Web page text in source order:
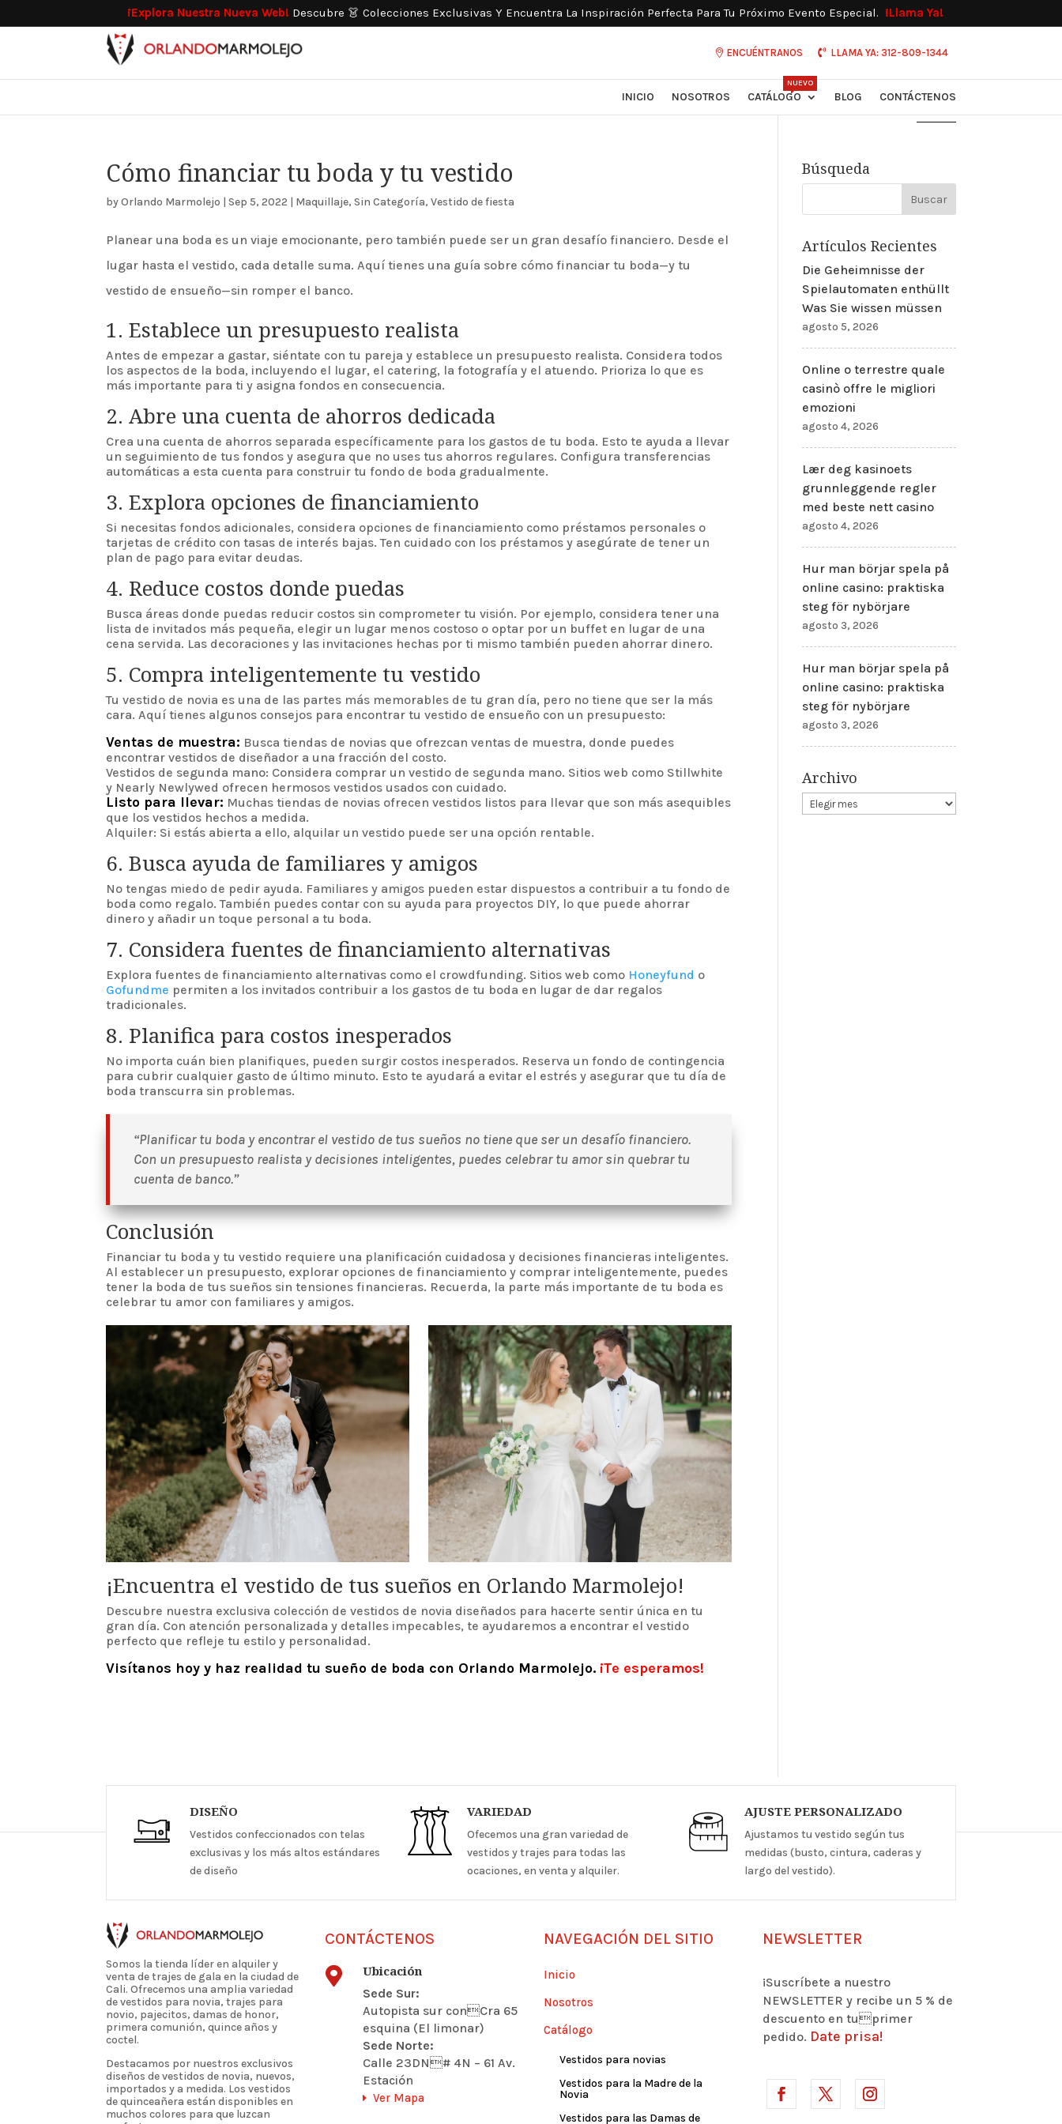
¡Explora Nuestra Nueva Web! Descubre 👗 Colecciones Exclusivas Y Encuentra La Inspiración Perfecta Para Tu Próximo Evento Especial. ¡Llama Ya!
ENCUÉNTRANOS LLAMA YA: 312-809-1344
INICIO NOSOTROS CATÁLOGO
NUEVO
BLOG CONTÁCTENOS
Cómo financiar tu boda y tu vestido
byOrlando Marmolejo |Sep 5, 2022 | Maquillaje,Sin Categoría,Vestido de fiesta
Planear una boda es un viaje emocionante, pero también puede ser un gran desafío financiero. Desde el
lugar hasta el vestido, cada detalle suma. Aquí tienes una guía sobre cómo financiar tu boda—y tu
vestido de ensueño—sin romper el banco.
1. Establece un presupuesto realista
Antes de empezar a gastar, siéntate con tu pareja y establece un presupuesto realista. Considera todos
los aspectos de la boda, incluyendo el lugar, el catering, la fotografía y el atuendo. Prioriza lo que es
más importante para ti y asigna fondos en consecuencia.
2. Abre una cuenta de ahorros dedicada
Crea una cuenta de ahorros separada específicamente para los gastos de tu boda. Esto te ayuda a llevar
un seguimiento de tus fondos y asegura que no uses tus ahorros regulares. Configura transferencias
automáticas a esta cuenta para construir tu fondo de boda gradualmente.
3. Explora opciones de financiamiento
Si necesitas fondos adicionales, considera opciones de financiamiento como préstamos personales o
tarjetas de crédito con tasas de interés bajas. Ten cuidado con los préstamos y asegúrate de tener un
plan de pago para evitar deudas.
4. Reduce costos donde puedas
Busca áreas donde puedas reducir costos sin comprometer tu visión. Por ejemplo, considera tener una
lista de invitados más pequeña, elegir un lugar menos costoso o optar por un buffet en lugar de una
cena servida. Las decoraciones y las invitaciones hechas por ti mismo también pueden ahorrar dinero.
5. Compra inteligentemente tu vestido
Tu vestido de novia es una de las partes más memorables de tu gran día, pero no tiene que ser la más
cara. Aquí tienes algunos consejos para encontrar tu vestido de ensueño con un presupuesto:
Ventas de muestra: Busca tiendas de novias que ofrezcan ventas de muestra, donde puedes
encontrar vestidos de diseñador a una fracción del costo.
Vestidos de segunda mano: Considera comprar un vestido de segunda mano. Sitios web como Stillwhite
y Nearly Newlywed ofrecen hermosos vestidos usados con cuidado.
Listo para llevar: Muchas tiendas de novias ofrecen vestidos listos para llevar que son más asequibles
que los vestidos hechos a medida.
Alquiler: Si estás abierta a ello, alquilar un vestido puede ser una opción rentable.
6. Busca ayuda de familiares y amigos
No tengas miedo de pedir ayuda. Familiares y amigos pueden estar dispuestos a contribuir a tu fondo de
boda como regalo. También puedes contar con su ayuda para proyectos DIY, lo que puede ahorrar
dinero y añadir un toque personal a tu boda.
7. Considera fuentes de financiamiento alternativas
Explora fuentes de financiamiento alternativas como el crowdfunding. Sitios web como Honeyfund o
Gofundme permiten a los invitados contribuir a los gastos de tu boda en lugar de dar regalos
tradicionales.
8. Planifica para costos inesperados
No importa cuán bien planifiques, pueden surgir costos inesperados. Reserva un fondo de contingencia
para cubrir cualquier gasto de último minuto. Esto te ayudará a evitar el estrés y asegurar que tu día de
boda transcurra sin problemas.
“Planificar tu boda y encontrar el vestido de tus sueños no tiene que ser un desafío financiero.
Con un presupuesto realista y decisiones inteligentes, puedes celebrar tu amor sin quebrar tu
cuenta de banco.”
Conclusión
Financiar tu boda y tu vestido requiere una planificación cuidadosa y decisiones financieras inteligentes.
Al establecer un presupuesto, explorar opciones de financiamiento y comprar inteligentemente, puedes
tener la boda de tus sueños sin tensiones financieras. Recuerda, la parte más importante de tu boda es
celebrar tu amor con familiares y amigos.
¡Encuentra el vestido de tus sueños en Orlando Marmolejo!
Descubre nuestra exclusiva colección de vestidos de novia diseñados para hacerte sentir única en tu
gran día. Con atención personalizada y detalles impecables, te ayudaremos a encontrar el vestido
perfecto que refleje tu estilo y personalidad.
Visítanos hoy y haz realidad tu sueño de boda con Orlando Marmolejo. ¡Te esperamos!
Búsqueda
Artículos Recientes
Die Geheimnisse der
Spielautomaten enthüllt
Was Sie wissen müssen
agosto 5, 2026
Online o terrestre quale
casinò offre le migliori
emozioni
agosto 4, 2026
Lær deg kasinoets
grunnleggende regler
med beste nett casino
agosto 4, 2026
Hur man börjar spela på
online casino: praktiska
steg för nybörjare
agosto 3, 2026
Hur man börjar spela på
online casino: praktiska
steg för nybörjare
agosto 3, 2026
Archivo
DISEÑO
Vestidos confeccionados con telas
exclusivas y los más altos estándares
de diseño
VARIEDAD
Ofecemos una gran variedad de
vestidos y trajes para todas las
ocaciones, en venta y alquiler.
AJUSTE PERSONALIZADO
Ajustamos tu vestido según tus
medidas (busto, cintura, caderas y
largo del vestido).
Somos la tienda líder en alquiler y
venta de trajes de gala en la ciudad de
Cali. Ofrecemos una amplia variedad
de vestidos para novia, trajes para
novio, pajecitos, damas de honor,
primera comunión, quince años y
coctel.
Destacamos por nuestros exclusivos
diseños de vestidos de novia, nuevos,
importados y a medida. Los vestidos
de quinceañera están disponibles en
muchos colores para que luzcan
CONTÁCTENOS
 Ubicación
Sede Sur:
Autopista sur conCra 65
esquina (El limonar)
Sede Norte:
Calle 23DN# 4N – 61 Av.
Estación
Ver Mapa
NAVEGACIÓN DEL SITIO
Inicio
Nosotros
Catálogo
Vestidos para novias
Vestidos para la Madre de la
Novia
Vestidos para las Damas de
NEWSLETTER
¡Suscríbete a nuestro
NEWSLETTER y recibe un 5 % de
descuento en tuprimer
pedido. Date prisa!